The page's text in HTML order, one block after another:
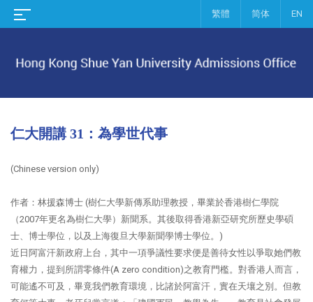
繁體 简体 EN
仁大開講 31：為學世代事
(Chinese version only)
作者：林援森博士 (樹仁大學新傳系助理教授，畢業於香港樹仁學院
（2007年更名為樹仁大學）新聞系。其後取得香港新亞研究所歷史學碩
士、博士學位，以及上海復旦大學新聞學博士學位。)
近日阿富汗新政府上台，其中一項爭議性要求便是善待女性以爭取她們教
育權力，提到所謂零條件(A zero condition)之教育門檻。對香港人而言，
可能遙不可及，畢竟我們教育環境，比諸於阿富汗，實在天壤之別。但教